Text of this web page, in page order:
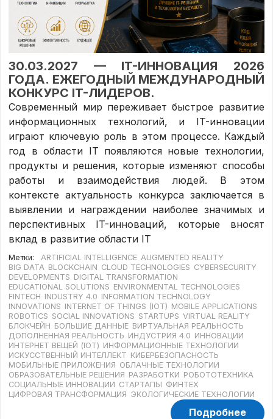
30.03.2027 — IT-ИННОВАЦИЯ 2026
ГОДА. ЕЖЕГОДНЫЙ МЕЖДУНАРОДНЫЙ
КОНКУРС IT-ЛИДЕРОВ.
Современный мир переживает быстрое развитие
информационных технологий, и IT-инновации
играют ключевую роль в этом процессе. Каждый
год в области IT появляются новые технологии,
продукты и решения, которые изменяют способы
работы и взаимодействия людей. В этом
контексте актуальность конкурса заключается в
выявлении и награждении наиболее значимых и
перспективных IT-инноваций, которые вносят
вклад в развитие области IT
Метки: ARTIFICIAL INTELLIGENCE AUGMENTED REALITY
BIG DATA BLOCKCHAIN CLOUD TECHNOLOGIES CYBERSECURITY
DEVELOPMENTS DIGITAL TRANSFORMATION
EDUCATIONAL SOLUTIONS ENVIRONMENTAL TECHNOLOGIES
FINTECH INDUSTRY 4.0 INFORMATION TECHNOLOGY
INNOVATIONS INTERNET OF THINGS (IOT) MOBILE APPLICATIONS
ROBOTICS SOCIAL INNOVATIONS STARTUPS VIRTUAL REALITY
БЛОКЧЕЙН БОЛЬШИЕ ДАННЫЕ ВИРТУАЛЬНАЯ РЕАЛЬНОСТЬ
ДОПОЛНЕННАЯ РЕАЛЬНОСТЬ ИНДУСТРИЯ 4.0 ИННОВАЦИИ
ИНТЕРНЕТ ВЕЩЕЙ (IOT) ИНФОРМАЦИОННЫЕ ТЕХНОЛОГИИ
ИСКУССТВЕННЫЙ ИНТЕЛЛЕКТ КИБЕРБЕЗОПАСНОСТЬ
МОБИЛЬНЫЕ ПРИЛОЖЕНИЯ ОБЛАЧНЫЕ ТЕХНОЛОГИИ
ОБРАЗОВАТЕЛЬНЫЕ РЕШЕНИЯ РАЗРАБОТКИ РОБОТОТЕХНИКА
СОЦИАЛЬНЫЕ ИННОВАЦИИ СТАРТАПЫ ФИНТЕХ
ЦИФРОВАЯ ТРАНСФОРМАЦИЯ ЭКОЛОГИЧЕСКИЕ ТЕХНОЛОГИИ
Подробнее